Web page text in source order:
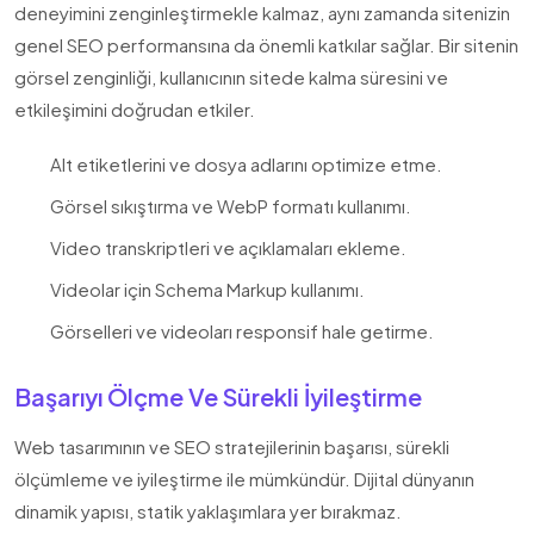
deneyimini zenginleştirmekle kalmaz, aynı zamanda sitenizin
genel SEO performansına da önemli katkılar sağlar. Bir sitenin
görsel zenginliği, kullanıcının sitede kalma süresini ve
etkileşimini doğrudan etkiler.
Alt etiketlerini ve dosya adlarını optimize etme.
Görsel sıkıştırma ve WebP formatı kullanımı.
Video transkriptleri ve açıklamaları ekleme.
Videolar için Schema Markup kullanımı.
Görselleri ve videoları responsif hale getirme.
Başarıyı Ölçme Ve Sürekli İyileştirme
Web tasarımının ve SEO stratejilerinin başarısı, sürekli
ölçümleme ve iyileştirme ile mümkündür. Dijital dünyanın
dinamik yapısı, statik yaklaşımlara yer bırakmaz.